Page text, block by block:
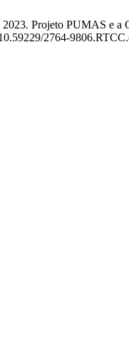
Projeto PUMAS e a
2764-